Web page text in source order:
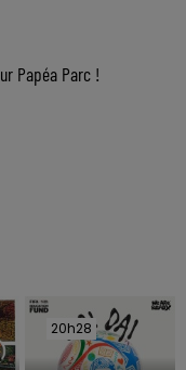
Papéa Parc !
20h28
20h28